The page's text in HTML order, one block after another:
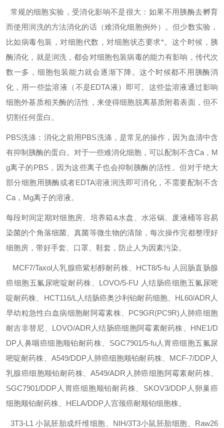
常规的细胞实验，受消化影响不是很大：如果不用胰酶去孵育
而使用润洗的方法消化的话（难消化细胞例外）。但少数实验，
比如病毒包装，对细胞代数，对细胞状态要求*。这个时候，胰
酶消化，就是润洗，都会对细胞包装病毒的能力有影响，传代次
数一多，细胞包装能力就会逐渐下降。这个时候都不用胰酶消
化，用一些盐溶液（不是EDTA液）即可。这些盐溶液通过影响
细胞外基质相关酶的活性，来使得细胞脱离基质附着表面，但不
切割任何蛋白。
PBS洗涤：消化之前用PBS洗涤，是常见的操作，因为血清中含
有抑制胰酶的蛋白。对于一些难消化细胞，可以配制不含Ca，M
g离子的PBS，因为这些离子也会抑制胰酶的活性。但对于绝大
部分细胞用胰酶或者EDTA溶液润洗即可消化，不需要配制不含
Ca，Mg离子的溶液。
每段时间定期对细胞房、培养箱&水盘、水浴锅、废液桶等容易
染菌的个角落细菌、真菌等微生物的清除，每次操作完都整理好
细胞房，带好手套、口罩、鞋套，防止人为因素污染。
MCF7/Taxol人乳腺癌紫杉醇耐药株、HCT8/5-fu 人回肠直肠腺
癌细胞五氟尿嘧啶耐药株、LOVO/5-FU 人结肠癌细胞五氟尿嘧
啶耐药株、HCT116/L人结肠癌奥沙利铂耐药细胞、HL60/ADR人
早幼粒急性白血病细胞耐阿霉素株、PC9GR(PC9R)人肺癌细胞
耐吉非替尼、LOVO/ADR人结肠癌细胞阿霉素耐药株、HNE1/D
DP人鼻咽癌细胞顺铂耐药株、SGC7901/5-fu人胃癌细胞五氟尿
嘧啶耐药株、A549/DDP人肺癌细胞顺铂耐药株、MCF-7/DDP人
乳腺癌细胞顺铂耐药株、A549/ADR人肺癌细胞阿霉素耐药株、
SGC7901/DDP人胃癌细胞顺铂耐药株、SKOV3/DDP人卵巢癌
细胞顺铂耐药株、HELA/DDP人宫颈癌耐顺铂细胞株。
3T3-L1 小鼠胚胎成纤维细胞、NIH/3T3小鼠胚胎细胞、Raw26